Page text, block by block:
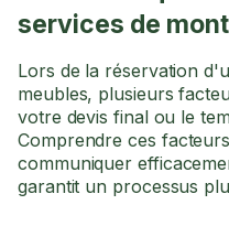
services de
Lors de la réservation
meubles, plusieurs
votre devis final ou le
Comprendre ces
communiquer
garantit un processus